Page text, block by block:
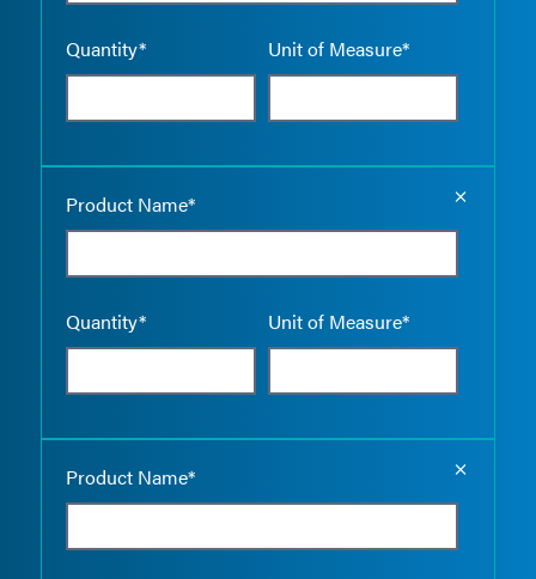
Quantity* Unit of Measure*
Product Name*
Quantity* Unit of Measure*
Product Name*